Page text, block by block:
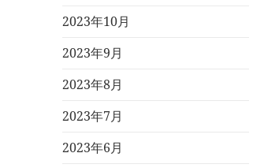
2023年10月
2023年9月
2023年8月
2023年7月
2023年6月